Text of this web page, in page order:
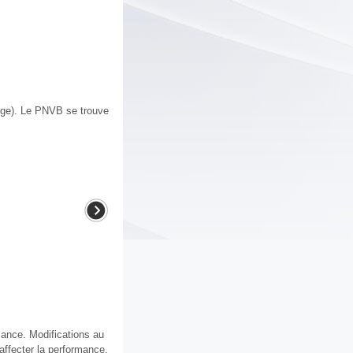
Le PNVB se trouve
Modifications au
la performance,